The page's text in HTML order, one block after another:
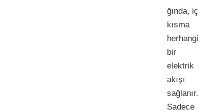
ğında, iç
kısma
herhangi
bir
elektrik
akışı
sağlanır.
Sadece